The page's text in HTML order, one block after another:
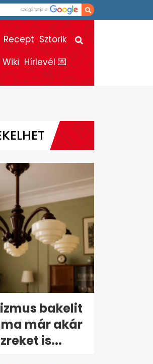
Recept Sztorik
Wiki Hírlevél 💌
bakelit
már akár
is...